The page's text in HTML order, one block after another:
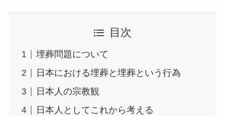
目次
埋葬問題について
日本における埋葬と埋葬という行為
日本人の宗教観
日本人としてこれから考える